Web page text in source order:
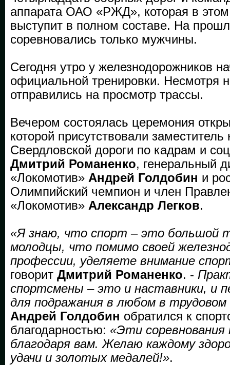
аппарата ОАО «РЖД», которая в этом
выступит в полном составе. На
соревновались только мужчины.
Сегодня утро у железнодорожников
официальной тренировки. Несмотря
отправились на просмотр трассы.
Вечером состоялась церемония
которой присутствовали заместитель
Свердловской дороги по кадрам и
Дмитрий Романенко, генеральный
«Локомотив» Андрей Голдобин и
Олимпийский чемпион и член
«Локомотив» Александр Легков.
«Я знаю, что спорт – это большой
молодцы, что помимо своей
профессии, уделяете внимание
говорит Дмитрий Романенко. -
спортсмены – это и наставники, и
для подражания в любом в трудовом
Андрей Голдобин обратился к
благодарностью: «Эти
благодаря вам. Желаю каждому
удачи и золотых медалей!».